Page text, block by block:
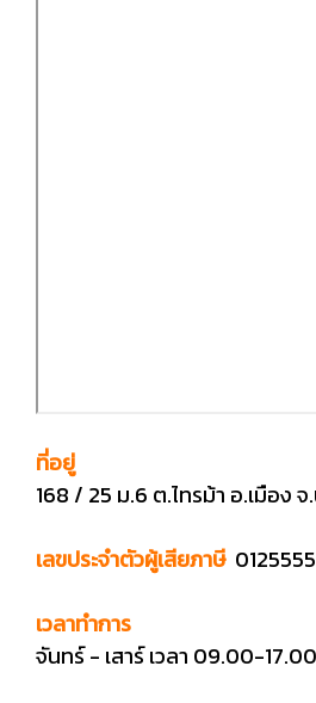
ที่อยู่
168 / 25 ม.6 ต.ไทรม้า อ.เมือง
เลขประจำตัวผู้เสียภาษี
เวลาทำการ
จันทร์ - เสาร์ เวลา 09.00-